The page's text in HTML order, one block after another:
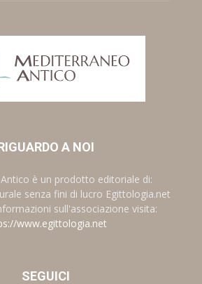
A NOI
è un prodotto editoriale di:
senza fini di lucro Egittologia.net
sull'associazione visita:
www.egittologia.net
SEGUICI